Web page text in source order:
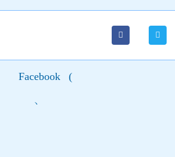
университет, который в былые времена служил
– паломничество хасидов. Можно набрать воду с
Facebook (
)